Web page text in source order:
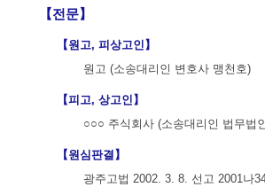
【전문】
【원고, 피상고인】
원고 (소송대리인 변호사 맹천호)
【피고, 상고인】
○○○ 주식회사 (소송대리인 법무법
【원심판결】
광주고법 2002. 3. 8. 선고 2001나